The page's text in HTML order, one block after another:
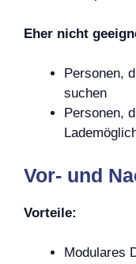
Eher nicht
Personen,
suchen
Personen,
Vor- und
Vorteile:
Modulares